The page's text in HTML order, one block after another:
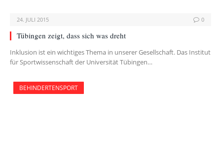
24. JULI 2015 0
Tübingen zeigt, dass sich was dreht
Inklusion ist ein wichtiges Thema in unserer Gesellschaft. Das Institut
für Sportwissenschaft der Universität Tübingen…
BEHINDERTENSPORT